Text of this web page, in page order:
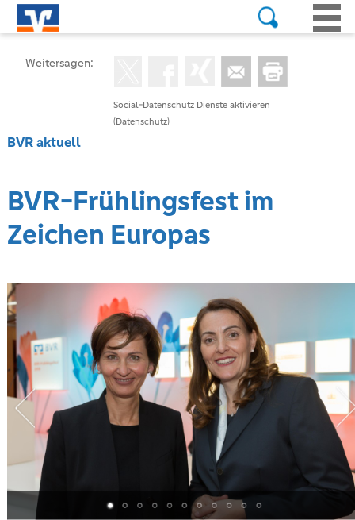
Social-Datenschutz Dienste aktivieren
(Datenschutz)
Weitersagen:
BVR aktuell
BVR-Frühlingsfest im
Zeichen Europas